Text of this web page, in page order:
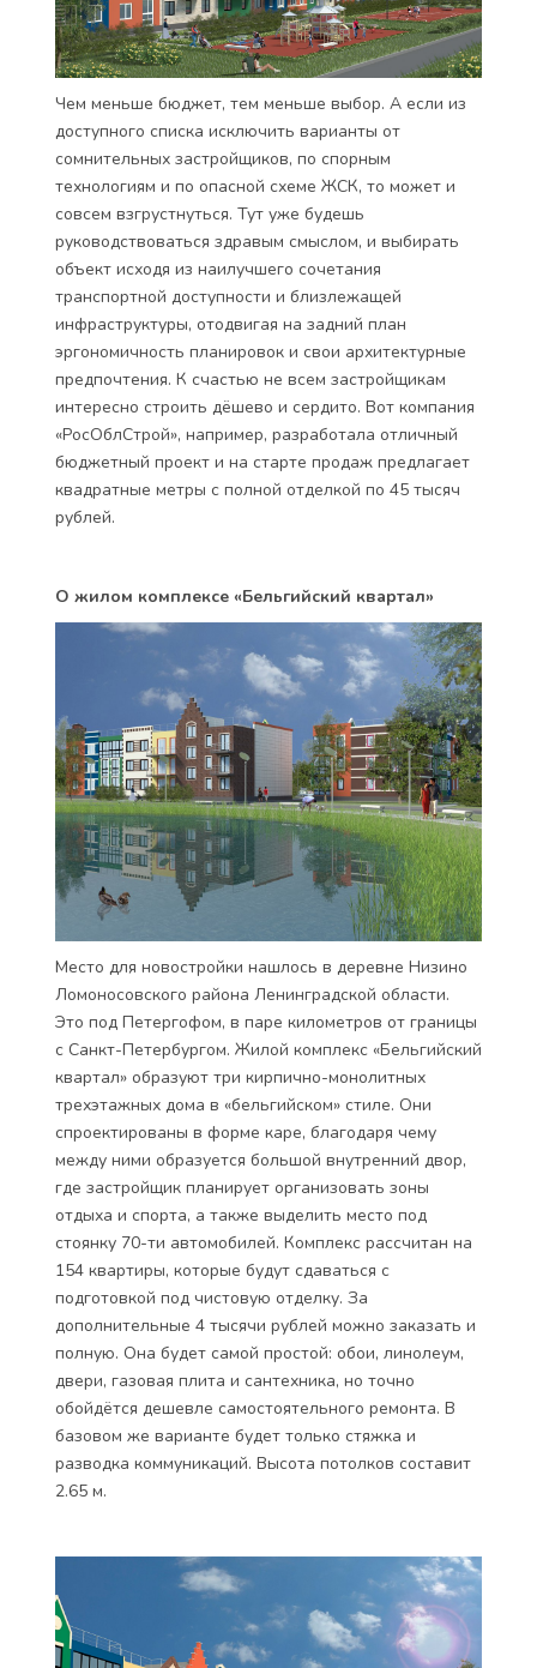
Чем меньше бюджет, тем меньше выбор. А если из
доступного списка исключить варианты от
сомнительных застройщиков, по спорным
технологиям и по опасной схеме ЖСК, то может и
совсем взгрустнуться. Тут уже будешь
руководствоваться здравым смыслом, и выбирать
объект исходя из наилучшего сочетания
транспортной доступности и близлежащей
инфраструктуры, отодвигая на задний план
эргономичность планировок и свои архитектурные
предпочтения. К счастью не всем застройщикам
интересно строить дёшево и сердито. Вот компания
«РосОблСтрой», например, разработала отличный
бюджетный проект и на старте продаж предлагает
квадратные метры с полной отделкой по 45 тысяч
рублей.
О жилом комплексе «Бельгийский квартал»
Место для новостройки нашлось в деревне Низино
Ломоносовского района Ленинградской области.
Это под Петергофом, в паре километров от границы
с Санкт-Петербургом. Жилой комплекс «Бельгийский
квартал» образуют три кирпично-монолитных
трехэтажных дома в «бельгийском» стиле. Они
спроектированы в форме каре, благодаря чему
между ними образуется большой внутренний двор,
где застройщик планирует организовать зоны
отдыха и спорта, а также выделить место под
стоянку 70-ти автомобилей. Комплекс рассчитан на
154 квартиры, которые будут сдаваться с
подготовкой под чистовую отделку. За
дополнительные 4 тысячи рублей можно заказать и
полную. Она будет самой простой: обои, линолеум,
двери, газовая плита и сантехника, но точно
обойдётся дешевле самостоятельного ремонта. В
базовом же варианте будет только стяжка и
разводка коммуникаций. Высота потолков составит
2.65 м.